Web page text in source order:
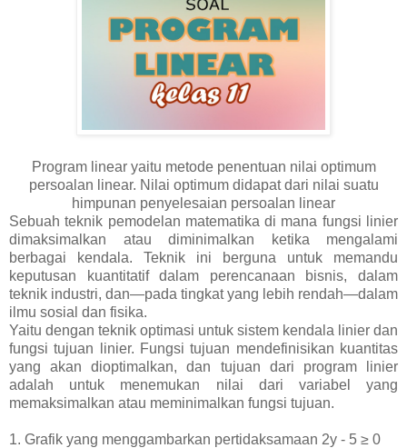
Program linear yaitu metode penentuan nilai optimum
persoalan linear. Nilai optimum didapat dari nilai suatu
himpunan penyelesaian persoalan linear
Sebuah teknik pemodelan matematika di mana fungsi linier
dimaksimalkan atau diminimalkan ketika mengalami
berbagai kendala. Teknik ini berguna untuk memandu
keputusan kuantitatif dalam perencanaan bisnis, dalam
teknik industri, dan—pada tingkat yang lebih rendah—dalam
ilmu sosial dan fisika.
Yaitu dengan teknik optimasi untuk sistem kendala linier dan
fungsi tujuan linier. Fungsi tujuan mendefinisikan kuantitas
yang akan dioptimalkan, dan tujuan dari program linier
adalah untuk menemukan nilai dari variabel yang
memaksimalkan atau meminimalkan fungsi tujuan.
1. Grafik yang menggambarkan pertidaksamaan 2y - 5 ≥ 0